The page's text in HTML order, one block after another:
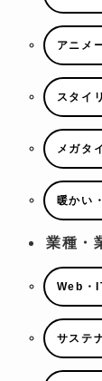
アニメ
スタイ
メガタ
暖かい
業種・
Web・
サステ